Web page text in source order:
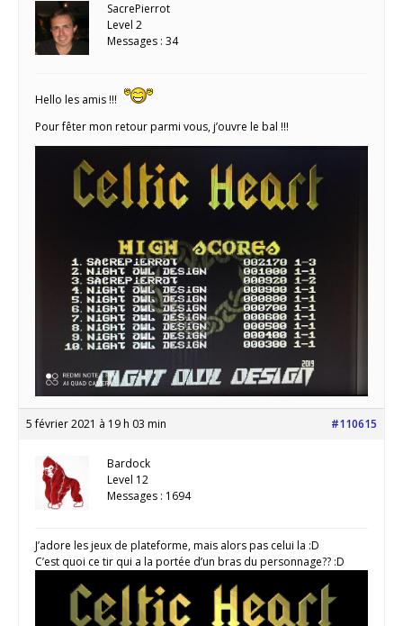
SacrePierrot
Level 2
Messages : 34
Hello les amis !!!
Pour fêter mon retour parmi vous, j’ouvre le bal !!!
5 février 2021 à 19 h 03 min #110615
Bardock
Level 12
Messages : 1694
J’adore les jeux de plateforme, mais alors pas celui la :D
C’est quoi ce tir qui a la portée d’un bras du personnage?? :D